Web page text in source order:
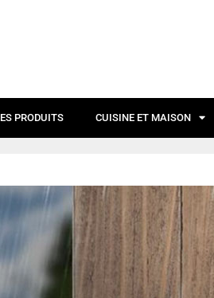
PRODUITS CUISINE ET MAISON